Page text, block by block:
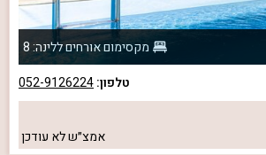
מקסימום אורחים ללינה: 8
טלפון:052-9126224
אמצ״שלא עודכן